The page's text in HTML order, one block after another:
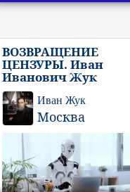
ВОЗВРАЩЕНИЕ
ЦЕНЗУРЫ. Иван
Иванович Жук
Иван Жук
Москва